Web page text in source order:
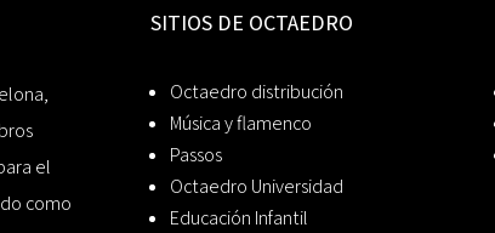
el
como
SITIOS DE OCTAEDRO
Octaedro distribución
Música y flamenco
Passos
Octaedro Universidad
Educación Infantil